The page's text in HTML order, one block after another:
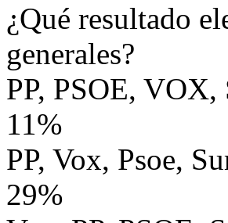
¿Qué resultado
generales?
PP, PSOE, VOX,
11%
PP, Vox, Psoe,
29%